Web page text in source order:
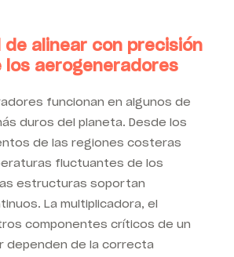
de alinear con precisión
los aerogeneradores
funcionan en algunos de
duros del planeta. Desde los
de las regiones costeras
fluctuantes de los
estructuras soportan
La multiplicadora, el
componentes críticos de un
dependen de la correcta